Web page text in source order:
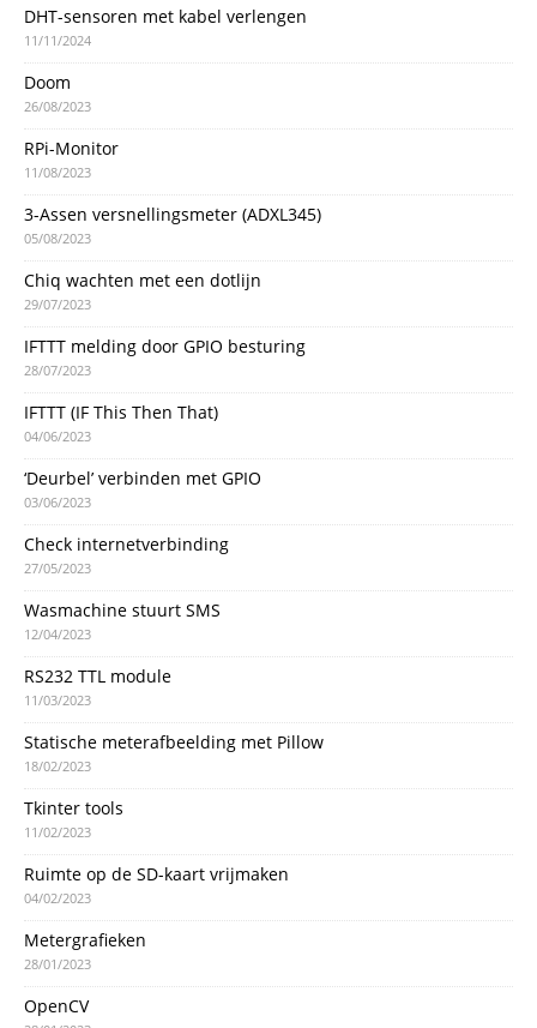
DHT-sensoren met kabel verlengen
11/11/2024
Doom
26/08/2023
RPi-Monitor
11/08/2023
3-Assen versnellingsmeter (ADXL345)
05/08/2023
Chiq wachten met een dotlijn
29/07/2023
IFTTT melding door GPIO besturing
28/07/2023
IFTTT (IF This Then That)
04/06/2023
‘Deurbel’ verbinden met GPIO
03/06/2023
Check internetverbinding
27/05/2023
Wasmachine stuurt SMS
12/04/2023
RS232 TTL module
11/03/2023
Statische meterafbeelding met Pillow
18/02/2023
Tkinter tools
11/02/2023
Ruimte op de SD-kaart vrijmaken
04/02/2023
Metergrafieken
28/01/2023
OpenCV